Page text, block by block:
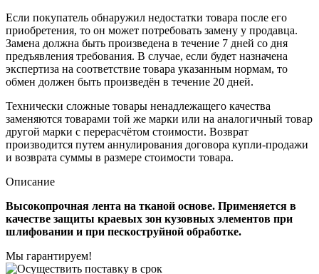
Если покупатель обнаружил недостатки товара после его
приобретения, то он может потребовать замену у продавца.
Замена должна быть произведена в течение 7 дней со дня
предъявления требования. В случае, если будет назначена
экспертиза на соответствие товара указанным нормам, то
обмен должен быть произведён в течение 20 дней.
Технически сложные товары ненадлежащего качества
заменяются товарами той же марки или на аналогичный товар
другой марки с перерасчётом стоимости. Возврат
производится путем аннулирования договора купли-продажи
и возврата суммы в размере стоимости товара.
Описание
Высокопрочная лента на тканой основе. Применяется в
качестве защиты краевых зон кузовных элементов при
шлифовании и при пескоструйной обработке.
Мы гарантируем!